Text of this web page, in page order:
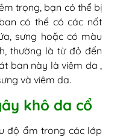
trọng, bạn có thể bị
có thể có các nốt
sưng hoặc có màu
thường là từ đỏ đến
ban này là viêm da ,
và viêm da.
khô da cổ
độ ẩm trong các lớp